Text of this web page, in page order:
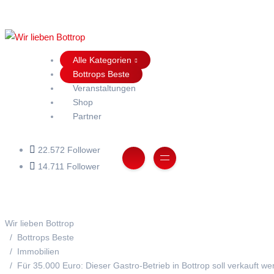
Alle Kategorien
Bottrops Beste
Veranstaltungen
Shop
Partner
22.572 Follower
14.711 Follower
Wir lieben Bottrop
Bottrops Beste
Immobilien
Für 35.000 Euro: Dieser Gastro-Betrieb in Bottrop soll verkauft